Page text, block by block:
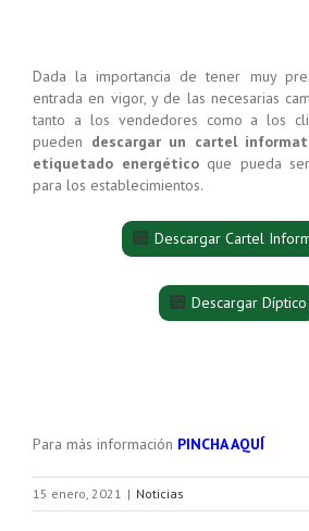
Dada la importancia de tener muy
entrada en vigor, y de las necesarias
tanto a los vendedores como a los
pueden descargar un cartel
etiquetado energéticoque pueda
para los establecimientos.
Descargar Cartel
Descargar Díptico
Para más información PINCHA AQUÍ
15 enero, 2021 | Noticias